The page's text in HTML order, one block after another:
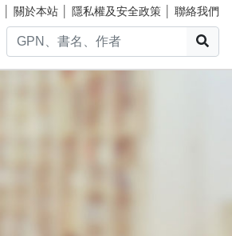
關於本站 隱私權及安全政策 聯絡我們